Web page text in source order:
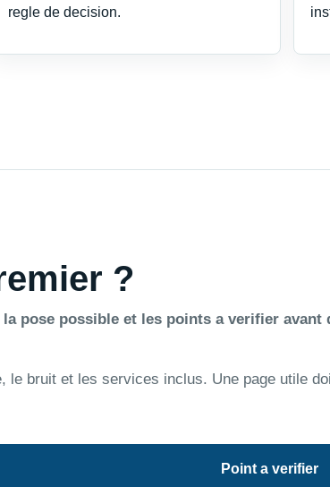
regle de decision.
?
pose possible et les points a verifier avant
le bruit et les services inclus. Une page utile
Point a verifier